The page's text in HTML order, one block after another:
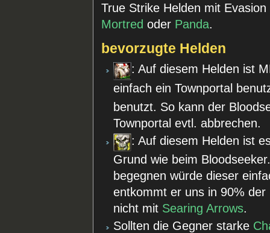
True Strike Helden mit
Mortred oder Panda.
bevorzugte Helden
: Auf diesem Helden ist
einfach ein Townportal
benutzt. So kann der
Townportal evtl. abbrechen.
: Auf diesem Helden ist
Grund wie beim
begegnen würde dieser
entkommt er uns in 90%
nicht mit Searing Arrows.
Sollten die Gegner starke